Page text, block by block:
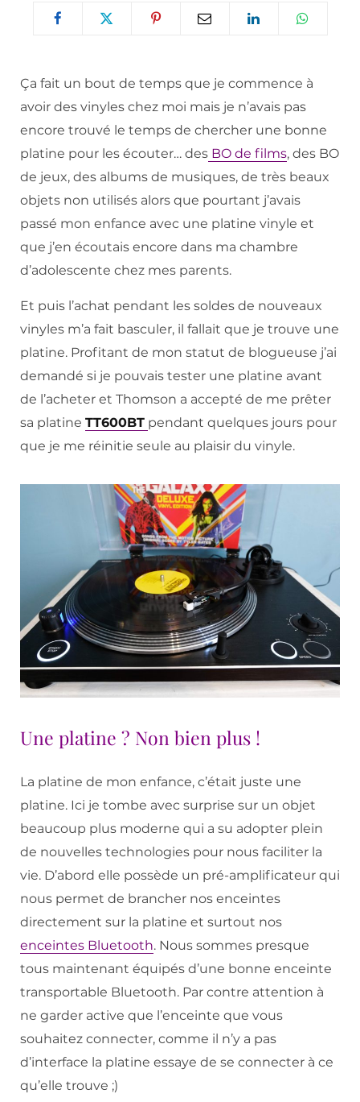
Ça fait un bout de temps que je commence à
avoir des vinyles chez moi mais je n’avais pas
encore trouvé le temps de chercher une bonne
platine pour les écouter… des BO de films, des BO
de jeux, des albums de musiques, de très beaux
objets non utilisés alors que pourtant j’avais
passé mon enfance avec une platine vinyle et
que j’en écoutais encore dans ma chambre
d’adolescente chez mes parents.
Et puis l’achat pendant les soldes de nouveaux
vinyles m’a fait basculer, il fallait que je trouve une
platine. Profitant de mon statut de blogueuse j’ai
demandé si je pouvais tester une platine avant
de l’acheter et Thomson a accepté de me prêter
sa platine TT600BT pendant quelques jours pour
que je me réinitie seule au plaisir du vinyle.
Une platine ? Non bien plus !
La platine de mon enfance, c’était juste une
platine. Ici je tombe avec surprise sur un objet
beaucoup plus moderne qui a su adopter plein
de nouvelles technologies pour nous faciliter la
vie. D’abord elle possède un pré-amplificateur qui
nous permet de brancher nos enceintes
directement sur la platine et surtout nos
enceintes Bluetooth. Nous sommes presque
tous maintenant équipés d’une bonne enceinte
transportable Bluetooth. Par contre attention à
ne garder active que l’enceinte que vous
souhaitez connecter, comme il n’y a pas
d’interface la platine essaye de se connecter à ce
qu’elle trouve ;)